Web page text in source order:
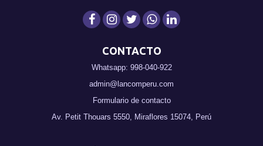
CONTACTO
Whatsapp: 998-040-922
admin@lancomperu.com
Formulario de contacto
Av. Petit Thouars 5550, Miraflores 15074, Perú